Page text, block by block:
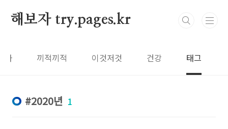
해보자 try.pages.kr
자 끼적끼적 이것저것 건강 태그
2020년 1